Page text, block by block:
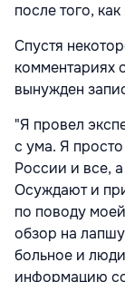
после того,
Спустя
комментариях
вынужден
"Я провел
с ума. Я
России и все,
Осуждают и
по поводу
обзор на
больное и
информацию